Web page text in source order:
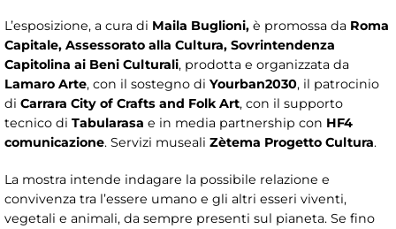
L’esposizione, a cura di Maila Buglioni, è promossa da Roma
Capitale, Assessorato alla Cultura, Sovrintendenza
Capitolina ai Beni Culturali, prodotta e organizzata da
Lamaro Arte, con il sostegno di Yourban2030, il patrocinio
di Carrara City of Crafts and Folk Art, con il supporto
tecnico di Tabularasa e in media partnership con HF4
comunicazione. Servizi museali Zètema Progetto Cultura.
La mostra intende indagare la possibile relazione e
convivenza tra l’essere umano e gli altri esseri viventi,
vegetali e animali, da sempre presenti sul pianeta. Se fino